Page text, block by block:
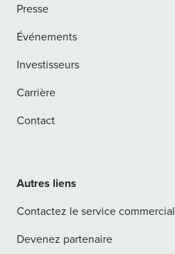
Presse
Événements
Investisseurs
Carrière
Contact
Autres liens
Contactez le service commercial
Devenez partenaire